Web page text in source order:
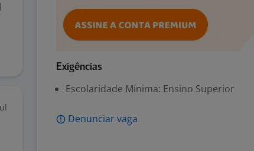
Exigências
Escolaridade Mínima: Ensino Superior
Denunciar vaga